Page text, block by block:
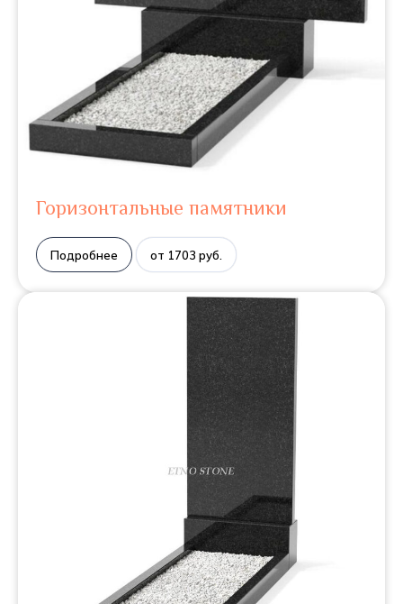
Горизонтальные памятники
Подробнее от 1703 руб.